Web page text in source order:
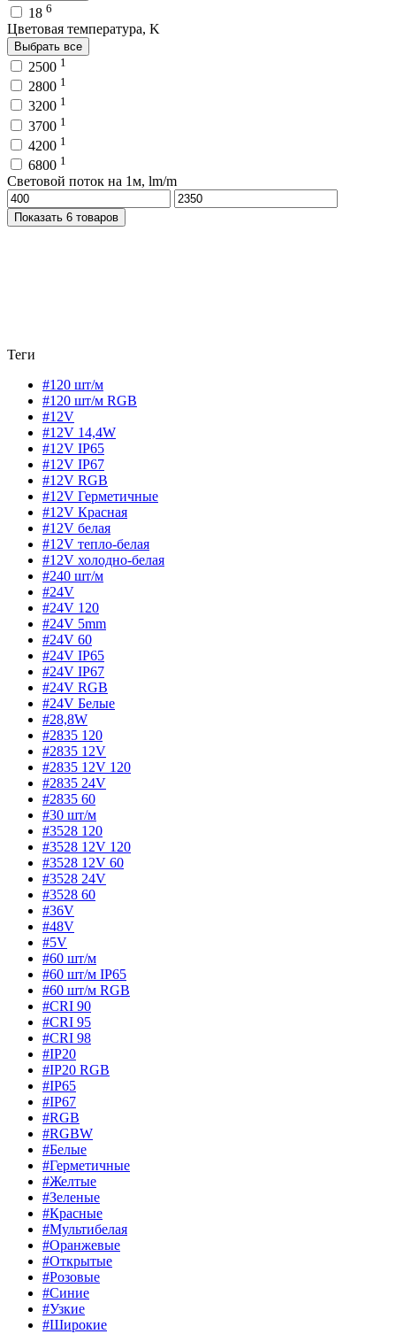
18 6
Цветовая температура, K
Выбрать все
2500 1
2800 1
3200 1
3700 1
4200 1
6800 1
Световой поток на 1м, lm/m
Показать 6 товаров
Теги
#120 шт/м
#120 шт/м RGB
#12V
#12V 14,4W
#12V IP65
#12V IP67
#12V RGB
#12V Герметичные
#12V Красная
#12V белая
#12V тепло-белая
#12V холодно-белая
#240 шт/м
#24V
#24V 120
#24V 5mm
#24V 60
#24V IP65
#24V IP67
#24V RGB
#24V Белые
#28,8W
#2835 120
#2835 12V
#2835 12V 120
#2835 24V
#2835 60
#30 шт/м
#3528 120
#3528 12V 120
#3528 12V 60
#3528 24V
#3528 60
#36V
#48V
#5V
#60 шт/м
#60 шт/м IP65
#60 шт/м RGB
#CRI 90
#CRI 95
#CRI 98
#IP20
#IP20 RGB
#IP65
#IP67
#RGB
#RGBW
#Белые
#Герметичные
#Желтые
#Зеленые
#Красные
#Мультибелая
#Оранжевые
#Открытые
#Розовые
#Синие
#Узкие
#Широкие